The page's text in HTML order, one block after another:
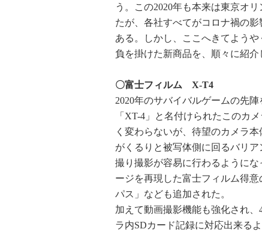
う。この2020年も本来は東京オ
たが、各社すべてがコロナ禍の
ある。しかし、ここへきてよう
負を掛けた新商品を、順々に紹介
〇富士フィルム X-T4
2020年のサバイバルゲームの先
「XT-4」と名付けられたこのカ
く変わらないが、待望のカメラ
がくるりと被写体側に回るバリ
撮り撮影が容易に行わるように
ージを再現した富士フィルム得
パス」なども追加された。
加えて動画撮影機能も強化され、
ラ内SDカード記録に対応出来る